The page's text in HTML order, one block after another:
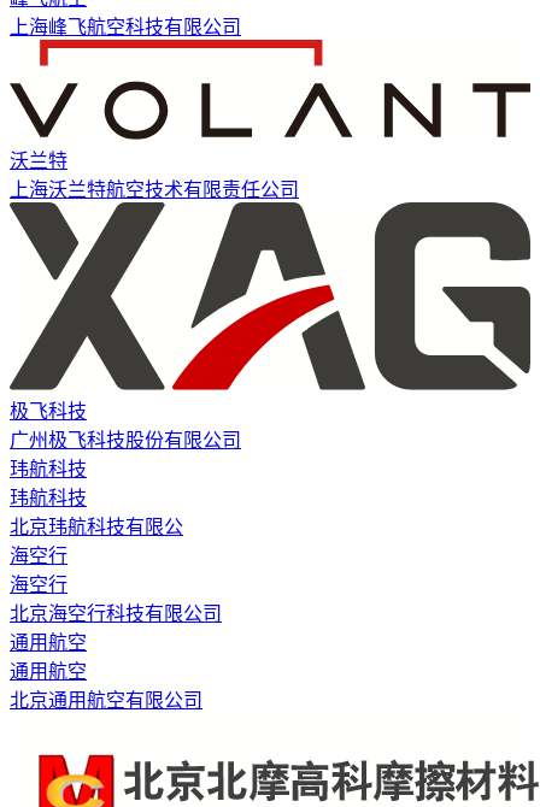
上海峰飞航空科技有限公司
沃兰特
上海沃兰特航空技术有限责任公司
极飞科技
广州极飞科技股份有限公司
玮航科技
玮航科技
北京玮航科技有限公
海空行
海空行
北京海空行科技有限公司
通用航空
通用航空
北京通用航空有限公司